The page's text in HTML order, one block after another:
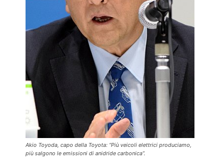
Akio Toyoda, capo della Toyota: “Più veicoli elettrici produciamo,
più salgono le emissioni di anidride carbonica”.